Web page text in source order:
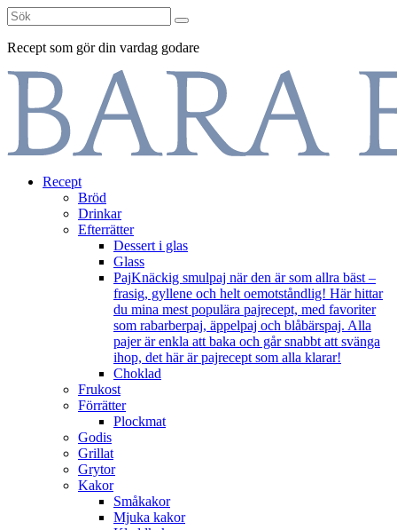
Sök
efter:
Recept som gör din vardag godare
Skip
Recept
Bröd
Drinkar
Efterrätter
Dessert i glas
Glass
PajKnäckig smulpaj när den är som allra bäst –
frasig, gyllene och helt oemotståndlig! Här hittar
du mina mest populära pajrecept, med favoriter
som rabarberpaj, äppelpaj och blåbärspaj. Alla
pajer är enkla att baka och går snabbt att svänga
ihop, det här är pajrecept som alla klarar!
Choklad
Frukost
Förrätter
Plockmat
Godis
Grillat
Grytor
Kakor
Småkakor
Mjuka kakor